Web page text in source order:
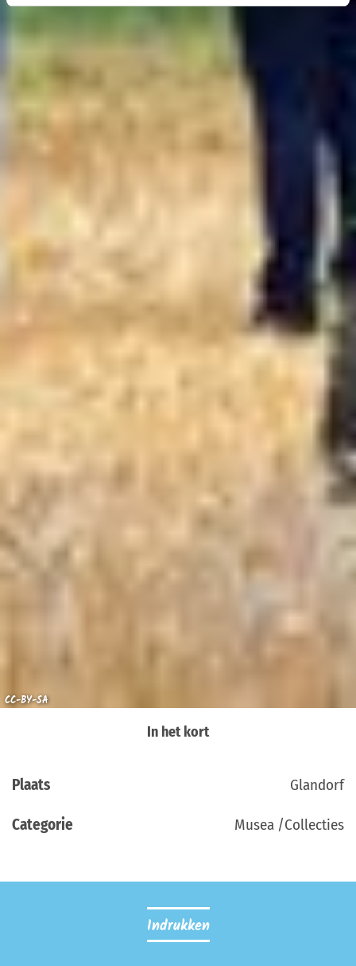
CC-BY-SA
In het kort
Plaats Glandorf
Categorie Musea /Collecties
Indrukken